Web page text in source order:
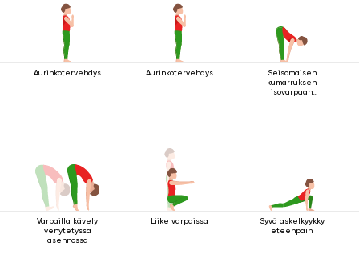
Aurinkotervehdys Aurinkotervehdys
Seisomaisen
kumarruksen
isovarpaan
Varpailla kävely
venytetyssä
asennossa
Liike varpaissa
Syvä askelkyykky
eteenpäin